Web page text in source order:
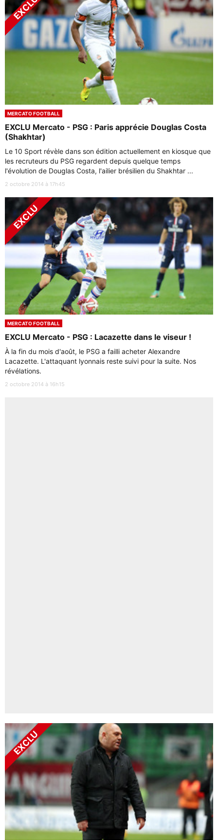
MERCATO FOOTBALL
EXCLU Mercato - PSG : Paris apprécie Douglas Costa
(Shakhtar)
Le 10 Sport révèle dans son édition actuellement en kiosque que
les recruteurs du PSG regardent depuis quelque temps
l'évolution de Douglas Costa, l'ailier brésilien du Shakhtar ...
2 octobre 2014 à 17h45
MERCATO FOOTBALL
EXCLU Mercato - PSG : Lacazette dans le viseur !
À la fin du mois d'août, le PSG a failli acheter Alexandre
Lacazette. L'attaquant lyonnais reste suivi pour la suite. Nos
révélations.
2 octobre 2014 à 16h15